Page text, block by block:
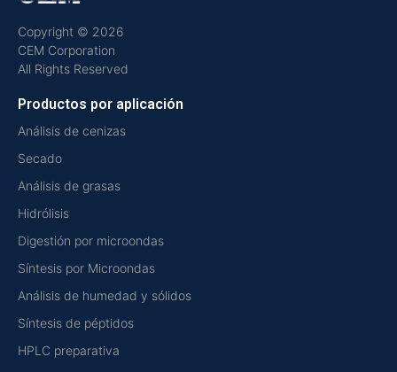
Copyright © 2026
CEM Corporation
All Rights Reserved
Productos por aplicación
Análisis de cenizas
Secado
Análisis de grasas
Hidrólisis
Digestión por microondas
Síntesis por Microondas
Análisis de humedad y sólidos
Síntesis de péptidos
HPLC preparativa